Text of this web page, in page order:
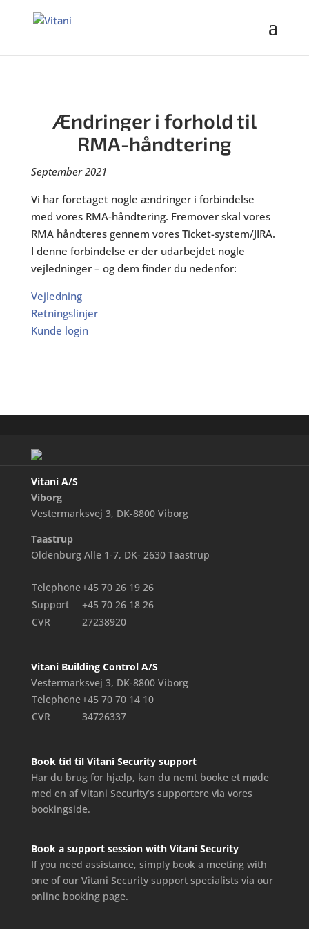
Ændringer i forhold til
RMA-håndtering
September 2021
Vi har foretaget nogle ændringer i forbindelse
med vores RMA-håndtering. Fremover skal vores
RMA håndteres gennem vores Ticket-system/JIRA.
I denne forbindelse er der udarbejdet nogle
vejledninger – og dem finder du nedenfor:
Vejledning
Retningslinjer
Kunde login
Vitani A/S
Viborg
Vestermarksvej 3, DK-8800 Viborg
Taastrup
Oldenburg Alle 1-7, DK- 2630 Taastrup
Telephone+45 70 26 19 26
Support
+45 70 26 18 26
CVR
27238920
Vitani Building Control A/S
Vestermarksvej 3, DK-8800 Viborg
Telephone+45 70 70 14 10
CVR
34726337
Book tid til Vitani Security support
Har du brug for hjælp, kan du nemt booke et møde
med en af Vitani Security’s supportere via vores
bookingside.
Book a support session with Vitani Security
If you need assistance, simply book a meeting with
one of our Vitani Security support specialists via our
online booking page.